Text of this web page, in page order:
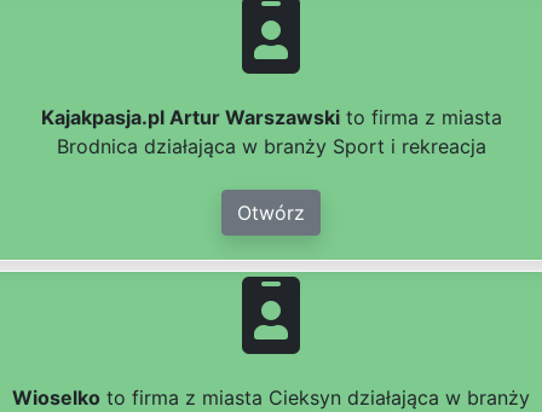
Kajakpasja.pl Artur Warszawskito firma z miasta
Brodnica działająca w branży Sport i rekreacja
Otwórz
Wioselko to firma z miasta Cieksyn działająca w branży